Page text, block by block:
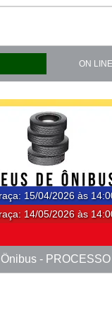
ON
: 15/04/2026 às
14/05/2026 às